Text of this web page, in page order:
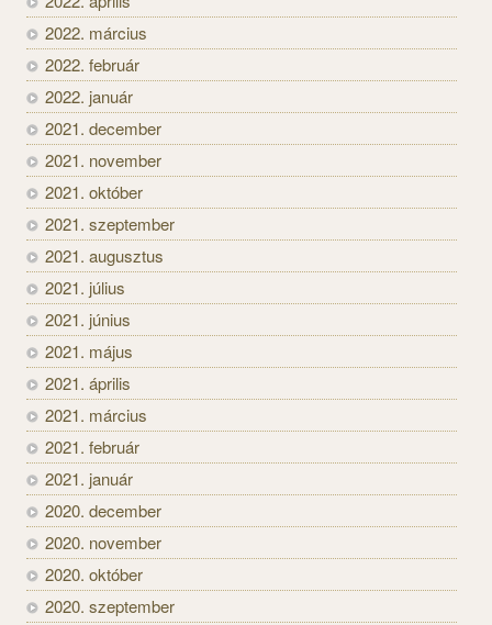
2022. március
2022. február
2022. január
2021. december
2021. november
2021. október
2021. szeptember
2021. augusztus
2021. július
2021. június
2021. május
2021. április
2021. március
2021. február
2021. január
2020. december
2020. november
2020. október
2020. szeptember